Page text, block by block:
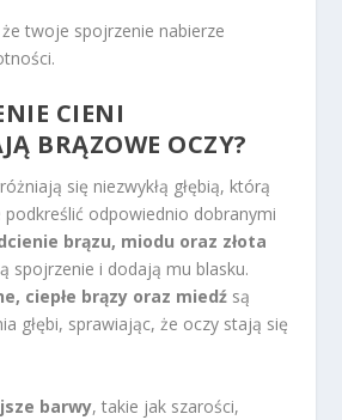
twoje spojrzenie nabierze
CIENI
BRĄZOWE OCZY?
się niezwykłą głębią, którą
odpowiednio dobranymi
brązu, miodu oraz złota
spojrzenie i dodają mu blasku.
ciepłe brązy oraz miedź są
głębi, sprawiając, że oczy stają się
barwy, takie jak szarości,